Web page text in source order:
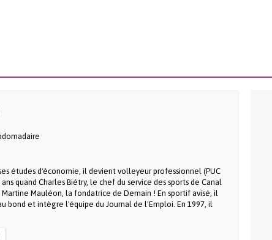
études d'économie, il devient volleyeur professionnel (PUC
ans quand Charles Biétry, le chef du service des sports de Canal
Mauléon, la fondatrice de Demain ! En sportif avisé, il
bond et intègre l'équipe du Journal de l'Emploi. En 1997, il